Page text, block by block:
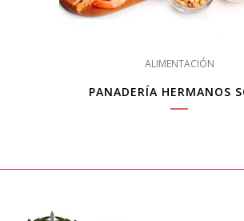
ALIMENTACIÓN
PANADERÍA HERMANOS